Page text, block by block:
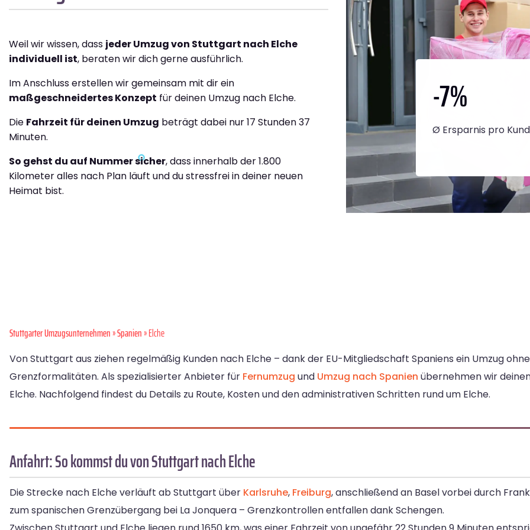
Weil wir wissen, dass jeder Umzug von Stuttgart nach Elche
individuell ist, beraten wir dich gerne ausführlich.
Im Anschluss erstellen wir gemeinsam mit dir ein
maßgeschneidertes Konzept für deinen Umzug nach Elche.
Die Fahrzeit für deinen Umzug beträgt dabei nur 17 Stunden 37
Minuten.
So gehst du auf Nummer sicher, dass innerhalb der 1.800
Kilometer alles nach Plan läuft und du stressfrei in deiner neuen
Heimat bist.
-7%
Ø Ersparnis pro
Stuttgarter Umzugsunternehmen»Spanien» Elche
Von Stuttgart aus ziehen regelmäßig Kunden nach Elche – dank der EU-Mitgliedschaft Spaniens ein Umzug
Grenzformalitäten. Als spezialisierter Anbieter für Fernumzug und Umzug nach Spanien übernehmen wir
Elche. Nachfolgend findest du Details zu Route, Kosten und den administrativen Schritten rund um Elche.
Anfahrt: So kommst du von Stuttgart nach Elche
Die Strecke nach Elche verläuft ab Stuttgart über Karlsruhe, Freiburg, anschließend an Basel vorbei durch
zum spanischen Grenzübergang bei La Jonquera – Grenzkontrollen entfallen dank Schengen.